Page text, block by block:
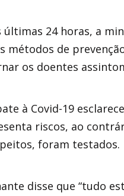
últimas 24 horas, a
métodos de
os doentes
à Covid-19
riscos, ao
foram testados.
disse que “tudo